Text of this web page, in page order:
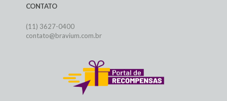
CONTATO
(11) 3627-0400
contato@bravium.com.br